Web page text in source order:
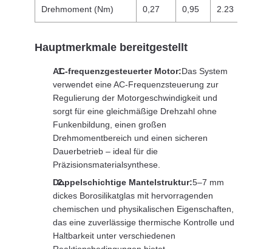
Drehmoment (Nm) 0,27 0,95 2.23
Hauptmerkmale bereitgestellt
AC-frequenzgesteuerter Motor:Das System
verwendet eine AC-Frequenzsteuerung zur
Regulierung der Motorgeschwindigkeit und
sorgt für eine gleichmäßige Drehzahl ohne
Funkenbildung, einen großen
Drehmomentbereich und einen sicheren
Dauerbetrieb – ideal für die
Präzisionsmaterialsynthese.
Doppelschichtige Mantelstruktur:5–7 mm
dickes Borosilikatglas mit hervorragenden
chemischen und physikalischen Eigenschaften,
das eine zuverlässige thermische Kontrolle und
Haltbarkeit unter verschiedenen